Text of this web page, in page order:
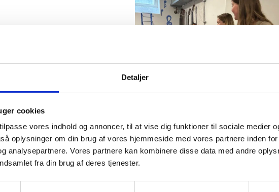
Detaljer
cookies
vores indhold og annoncer, til at vise dig funktioner til sociale medier
oplysninger om din brug af vores hjemmeside med vores partnere inden
analysepartnere. Vores partnere kan kombinere disse data med andre
fra din brug af deres tjenester.